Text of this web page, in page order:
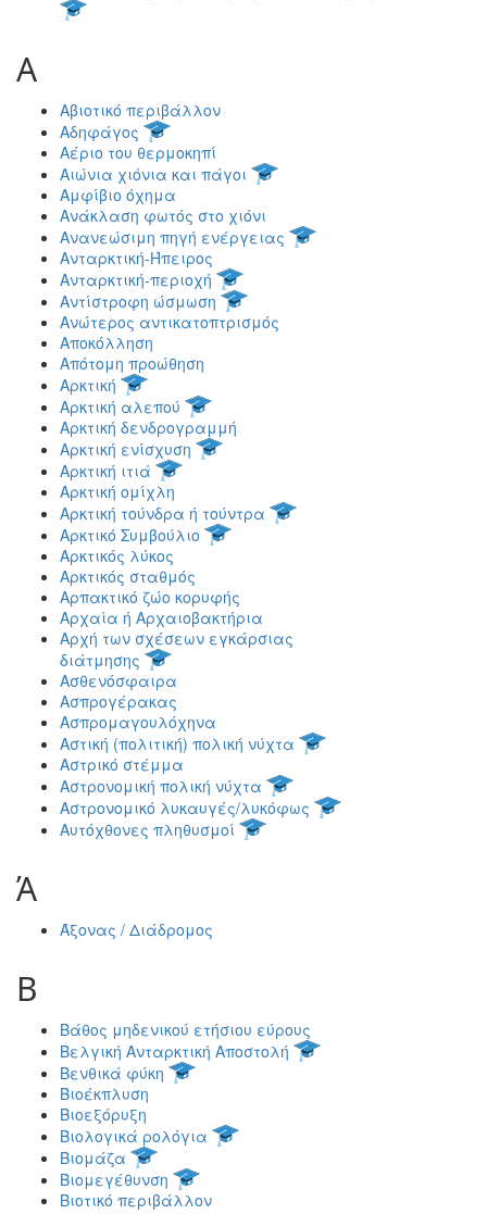
Α
Αβιοτικό περιβάλλον
Αδηφάγος
Αέριο του θερμοκηπί
Αιώνια χιόνια και πάγοι
Αμφίβιο όχημα
Ανάκλαση φωτός στο χιόνι
Ανανεώσιμη πηγή ενέργειας
Ανταρκτική-Ήπειρος
Ανταρκτική-περιοχή
Αντίστροφη ώσμωση
Ανώτερος αντικατοπτρισμός
Αποκόλληση
Απότομη προώθηση
Αρκτική
Αρκτική αλεπού
Αρκτική δενδρογραμμή
Αρκτική ενίσχυση
Αρκτική ιτιά
Αρκτική ομίχλη
Αρκτική τούνδρα ή τούντρα
Αρκτικό Συμβούλιο
Αρκτικός λύκος
Αρκτικός σταθμός
Αρπακτικό ζώο κορυφής
Αρχαία ή Αρχαιοβακτήρια
Αρχή των σχέσεων εγκάρσιας
διάτμησης
Ασθενόσφαιρα
Ασπρογέρακας
Ασπρομαγουλόχηνα
Αστική (πολιτική) πολική νύχτα
Αστρικό στέμμα
Αστρονομική πολική νύχτα
Αστρονομικό λυκαυγές/λυκόφως
Αυτόχθονες πληθυσμοί
Ά
Άξονας / Διάδρομος
Β
Βάθος μηδενικού ετήσιου εύρους
Βελγική Ανταρκτική Αποστολή
Βενθικά φύκη
Βιοέκπλυση
Βιοεξόρυξη
Βιολογικά ρολόγια
Βιομάζα
Βιομεγέθυνση
Βιοτικό περιβάλλον